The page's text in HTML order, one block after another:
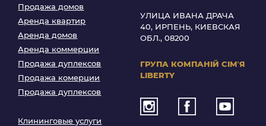
Продажа домов
Аренда квартир
Аренда домов
Аренда коммерции
Продажа дуплексов
Продажа комерции
Продажа дуплексов
Клининговые услуги
УЛИЦА ИВАНА ДРАЧА
40, ИРПЕНЬ, КИЕВСКАЯ
ОБЛ., 08200
ГРУПА КОМПАНІЙ СІМʼЯ
LIBERTY